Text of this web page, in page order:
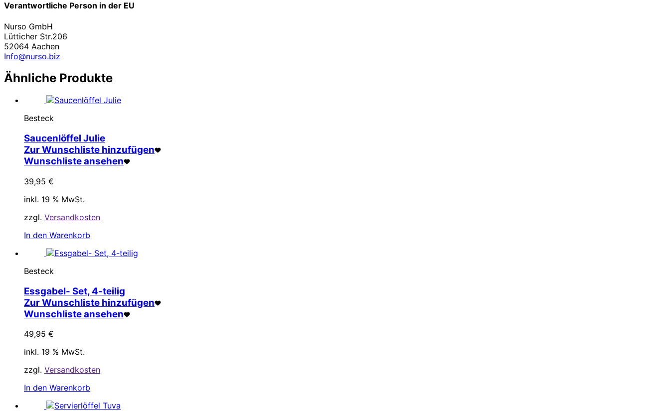
Verantwortliche Person in der EU
Nurso GmbH
Lütticher Str.206
52064 Aachen
Info@nurso.biz
Ähnliche Produkte
Besteck
Saucenlöffel Julie
Zur Wunschliste hinzufügen
Wunschliste ansehen
39,95 €
inkl. 19 % MwSt.
zzgl. Versandkosten
In den Warenkorb
Besteck
Essgabel- Set, 4-teilig
Zur Wunschliste hinzufügen
Wunschliste ansehen
49,95 €
inkl. 19 % MwSt.
zzgl. Versandkosten
In den Warenkorb